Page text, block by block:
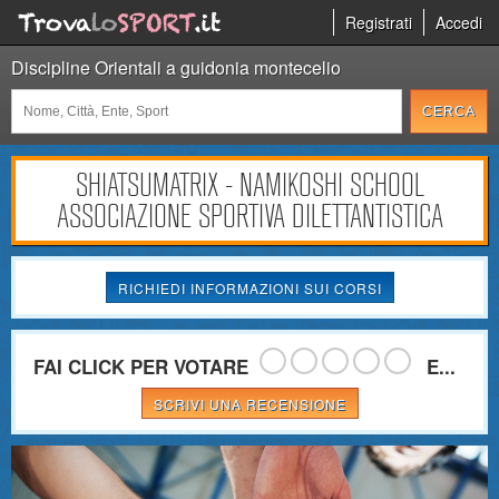
Registrati Accedi
Discipline Orientali a guidonia montecelio
SHIATSUMATRIX - NAMIKOSHI SCHOOL
ASSOCIAZIONE SPORTIVA DILETTANTISTICA
RICHIEDI INFORMAZIONI SUI CORSI
FAI CLICK PER VOTARE E...
SCRIVI UNA RECENSIONE